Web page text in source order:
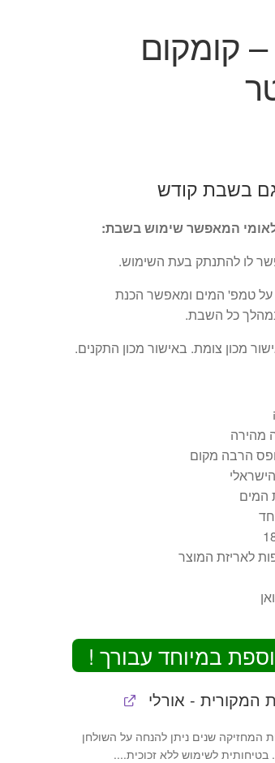
קומקום
גם בשבת קודש
המאפשר שימוש בשבת:
לו להתנתק בעת השימוש.
על טמפ' המים ומאפשר הכנת
כל השבת.
מכון צומת. באישור מכון התקנים.
מהירה
הרבה מקום
המים
לאריזת המוצר
במיוחד עבורך !
המקורית - אורלי
המחזיקה שנים ניתן להנחה על השולחן
בטיחותית לשימוש ללא זכוכית....